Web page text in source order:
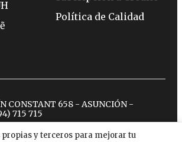
y terceros para mejorar tu
Política de Calidad
CONSTANT 658 - ASUNCIÓN -
715 715